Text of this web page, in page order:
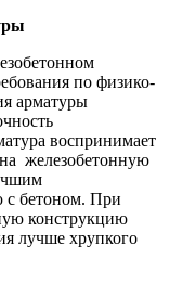
по физико-
арматуры
воспринимает
железобетонную
с бетоном. При
конструкцию
лучше хрупкого